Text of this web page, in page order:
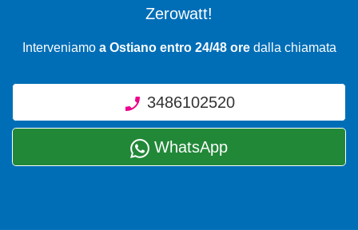
Zerowatt!
Interveniamo a Ostiano entro 24/48 oredalla chiamata
3486102520
WhatsApp